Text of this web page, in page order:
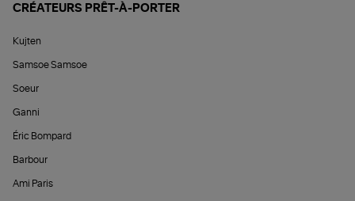
CRÉATEURS PRÊT-À-PORTER
Kujten
Samsoe Samsoe
Soeur
Ganni
Éric Bompard
Barbour
Ami Paris